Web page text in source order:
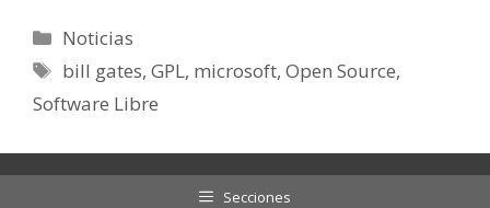
Categorías
Noticias
Etiquetas
bill gates,GPL, microsoft,Open Source,
Software Libre
Secciones